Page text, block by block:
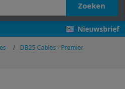
Zoeken
Nieuwsbrief
DB25 Cables - Premier